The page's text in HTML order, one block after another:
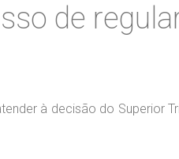
de
à decisão do Superior